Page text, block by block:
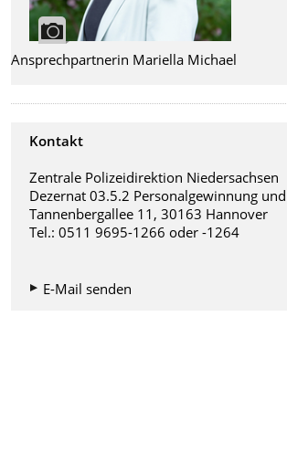
Ansprechpartnerin Mariella Michael
Kontakt
Zentrale Polizeidirektion Niedersachsen
Dezernat 03.5.2 Personalgewinnung
Tannenbergallee 11, 30163 Hannover
Tel.: 0511 9695-1266 oder -1264
E-Mail senden